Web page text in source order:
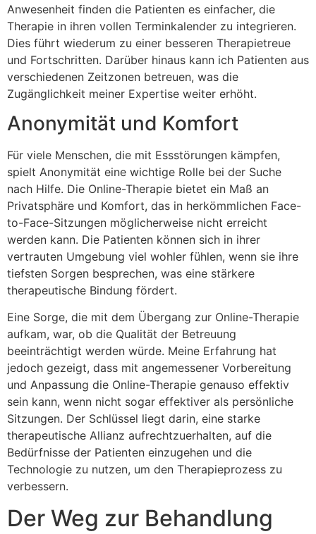
Anwesenheit finden die Patienten es einfacher, die
Therapie in ihren vollen Terminkalender zu integrieren.
Dies führt wiederum zu einer besseren Therapietreue
und Fortschritten. Darüber hinaus kann ich Patienten aus
verschiedenen Zeitzonen betreuen, was die
Zugänglichkeit meiner Expertise weiter erhöht.
Anonymität und Komfort
Für viele Menschen, die mit Essstörungen kämpfen,
spielt Anonymität eine wichtige Rolle bei der Suche
nach Hilfe. Die Online-Therapie bietet ein Maß an
Privatsphäre und Komfort, das in herkömmlichen Face-
to-Face-Sitzungen möglicherweise nicht erreicht
werden kann. Die Patienten können sich in ihrer
vertrauten Umgebung viel wohler fühlen, wenn sie ihre
tiefsten Sorgen besprechen, was eine stärkere
therapeutische Bindung fördert.
Eine Sorge, die mit dem Übergang zur Online-Therapie
aufkam, war, ob die Qualität der Betreuung
beeinträchtigt werden würde. Meine Erfahrung hat
jedoch gezeigt, dass mit angemessener Vorbereitung
und Anpassung die Online-Therapie genauso effektiv
sein kann, wenn nicht sogar effektiver als persönliche
Sitzungen. Der Schlüssel liegt darin, eine starke
therapeutische Allianz aufrechtzuerhalten, auf die
Bedürfnisse der Patienten einzugehen und die
Technologie zu nutzen, um den Therapieprozess zu
verbessern.
Der Weg zur Behandlung